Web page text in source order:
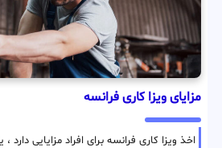
مزایای ویزا کاری فرانسه
اخذ ویزا کاری فرانسه برای افراد مزایایی